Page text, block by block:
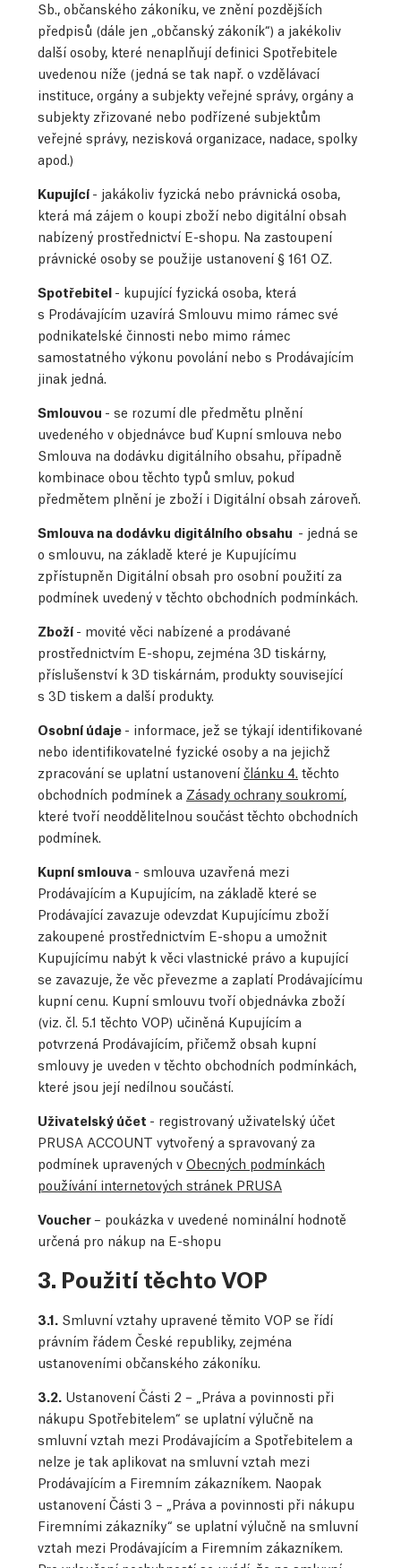
Sb., občanského zákoníku, ve znění pozdějších
předpisů (dále jen „občanský zákoník“) a jakékoliv
další osoby, které nenaplňují definici Spotřebitele
uvedenou níže (jedná se tak např. o vzdělávací
instituce, orgány a subjekty veřejné správy, orgány a
subjekty zřizované nebo podřízené subjektům
veřejné správy, nezisková organizace, nadace, spolky
apod.)
Kupující - jakákoliv fyzická nebo právnická osoba,
která má zájem o koupi zboží nebo digitální obsah
nabízený prostřednictví E-shopu. Na zastoupení
právnické osoby se použije ustanovení § 161 OZ.
Spotřebitel - kupující fyzická osoba, která
s Prodávajícím uzavírá Smlouvu mimo rámec své
podnikatelské činnosti nebo mimo rámec
samostatného výkonu povolání nebo s Prodávajícím
jinak jedná.
Smlouvou - se rozumí dle předmětu plnění
uvedeného v objednávce buď Kupní smlouva nebo
Smlouva na dodávku digitálního obsahu, případně
kombinace obou těchto typů smluv, pokud
předmětem plnění je zboží i Digitální obsah zároveň.
Smlouva na dodávku digitálního obsahu - jedná se
o smlouvu, na základě které je Kupujícímu
zpřístupněn Digitální obsah pro osobní použití za
podmínek uvedený v těchto obchodních podmínkách.
Zboží - movité věci nabízené a prodávané
prostřednictvím E-shopu, zejména 3D tiskárny,
příslušenství k 3D tiskárnám, produkty související
s 3D tiskem a další produkty.
Osobní údaje - informace, jež se týkají identifikované
nebo identifikovatelné fyzické osoby a na jejichž
zpracování se uplatní ustanovení článku 4. těchto
obchodních podmínek a Zásady ochrany soukromí,
které tvoří neoddělitelnou součást těchto obchodních
podmínek.
Kupní smlouva - smlouva uzavřená mezi
Prodávajícím a Kupujícím, na základě které se
Prodávající zavazuje odevzdat Kupujícímu zboží
zakoupené prostřednictvím E-shopu a umožnit
Kupujícímu nabýt k věci vlastnické právo a kupující
se zavazuje, že věc převezme a zaplatí Prodávajícímu
kupní cenu. Kupní smlouvu tvoří objednávka zboží
(viz. čl. 5.1 těchto VOP) učiněná Kupujícím a
potvrzená Prodávajícím, přičemž obsah kupní
smlouvy je uveden v těchto obchodních podmínkách,
které jsou její nedílnou součástí.
Uživatelský účet - registrovaný uživatelský účet
PRUSA ACCOUNT vytvořený a spravovaný za
podmínek upravených v Obecných podmínkách
používání internetových stránek PRUSA
Voucher– poukázka v uvedené nominální hodnotě
určená pro nákup na E-shopu
3. Použití těchto VOP
3.1. Smluvní vztahy upravené těmito VOP se řídí
právním řádem České republiky, zejména
ustanoveními občanského zákoníku.
3.2. Ustanovení Části 2 – „Práva a povinnosti při
nákupu Spotřebitelem“ se uplatní výlučně na
smluvní vztah mezi Prodávajícím a Spotřebitelem a
nelze je tak aplikovat na smluvní vztah mezi
Prodávajícím a Firemním zákazníkem. Naopak
ustanovení Části 3 – „Práva a povinnosti při nákupu
Firemními zákazníky“ se uplatní výlučně na smluvní
vztah mezi Prodávajícím a Firemním zákazníkem.